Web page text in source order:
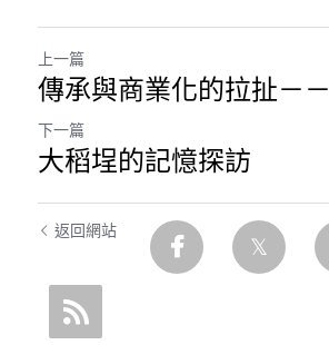
上一篇
傳承與商業化的拉扯－
下一篇
大稻埕的記憶探訪
返回網站